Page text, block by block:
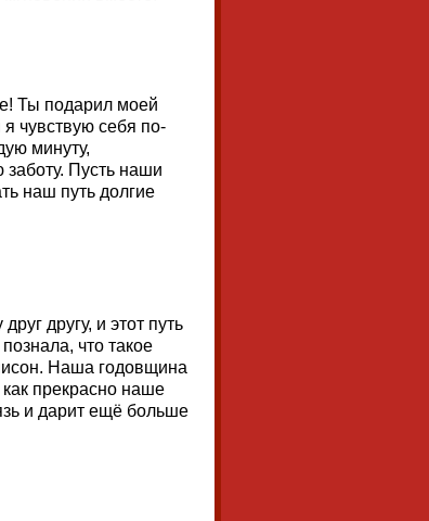
Ты подарил моей
чувствую себя по-
минуту,
Пусть наши
наш путь долгие
другу, и этот путь
что такое
Наша годовщина
прекрасно наше
и дарит ещё больше